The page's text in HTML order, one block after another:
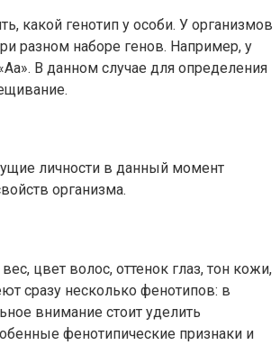
какой генотип у особи. У организмов
разном наборе генов. Например, у
В данном случае для определения
личности в данный момент
организма.
цвет волос, оттенок глаз, тон кожи,
сразу несколько фенотипов: в
внимание стоит уделить
фенотипические признаки и